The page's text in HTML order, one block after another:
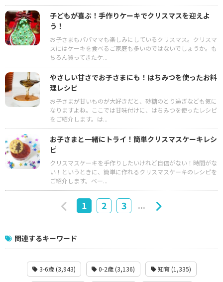
子どもが喜ぶ！手作りケーキでクリスマスを迎えよ
う！
お子さまもパパママも楽しみにしているクリスマス。クリスマ
スにはケーキを食べるご家庭も多いのではないでしょうか。も
ちろん買ってきたケ...
やさしい甘さでお子さまにも！はちみつを使ったお料
理レシピ
お子さまが甘いものが大好きだと、砂糖のとり過ぎなども気に
なりますよね。ここでは甘味付けに、はちみつを使ったレシピ
をご紹介します。は...
お子さまと一緒にトライ！簡単クリスマスケーキレシ
ピ
クリスマスケーキを手作りしたいけれど自信がない！時間がな
い！というときに、簡単に作れるクリスマスケーキのレシピを
ご紹介します。ベー...
1 2 3 ...
関連するキーワード
3-6歳 (3,943) 0-2歳 (3,136) 知育 (1,335)